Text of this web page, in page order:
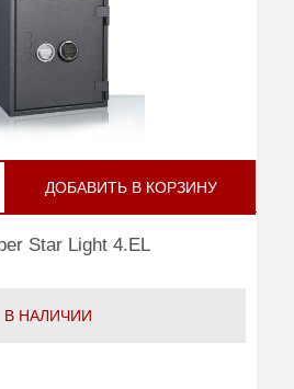
ДОБАВИТЬ В КОРЗИНУ
Star Light 4.EL
В НАЛИЧИИ